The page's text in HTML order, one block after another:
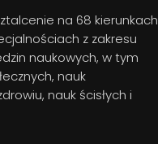
na 68 kierunkach
z zakresu
naukowych, w tym
nauk
nauk ścisłych i